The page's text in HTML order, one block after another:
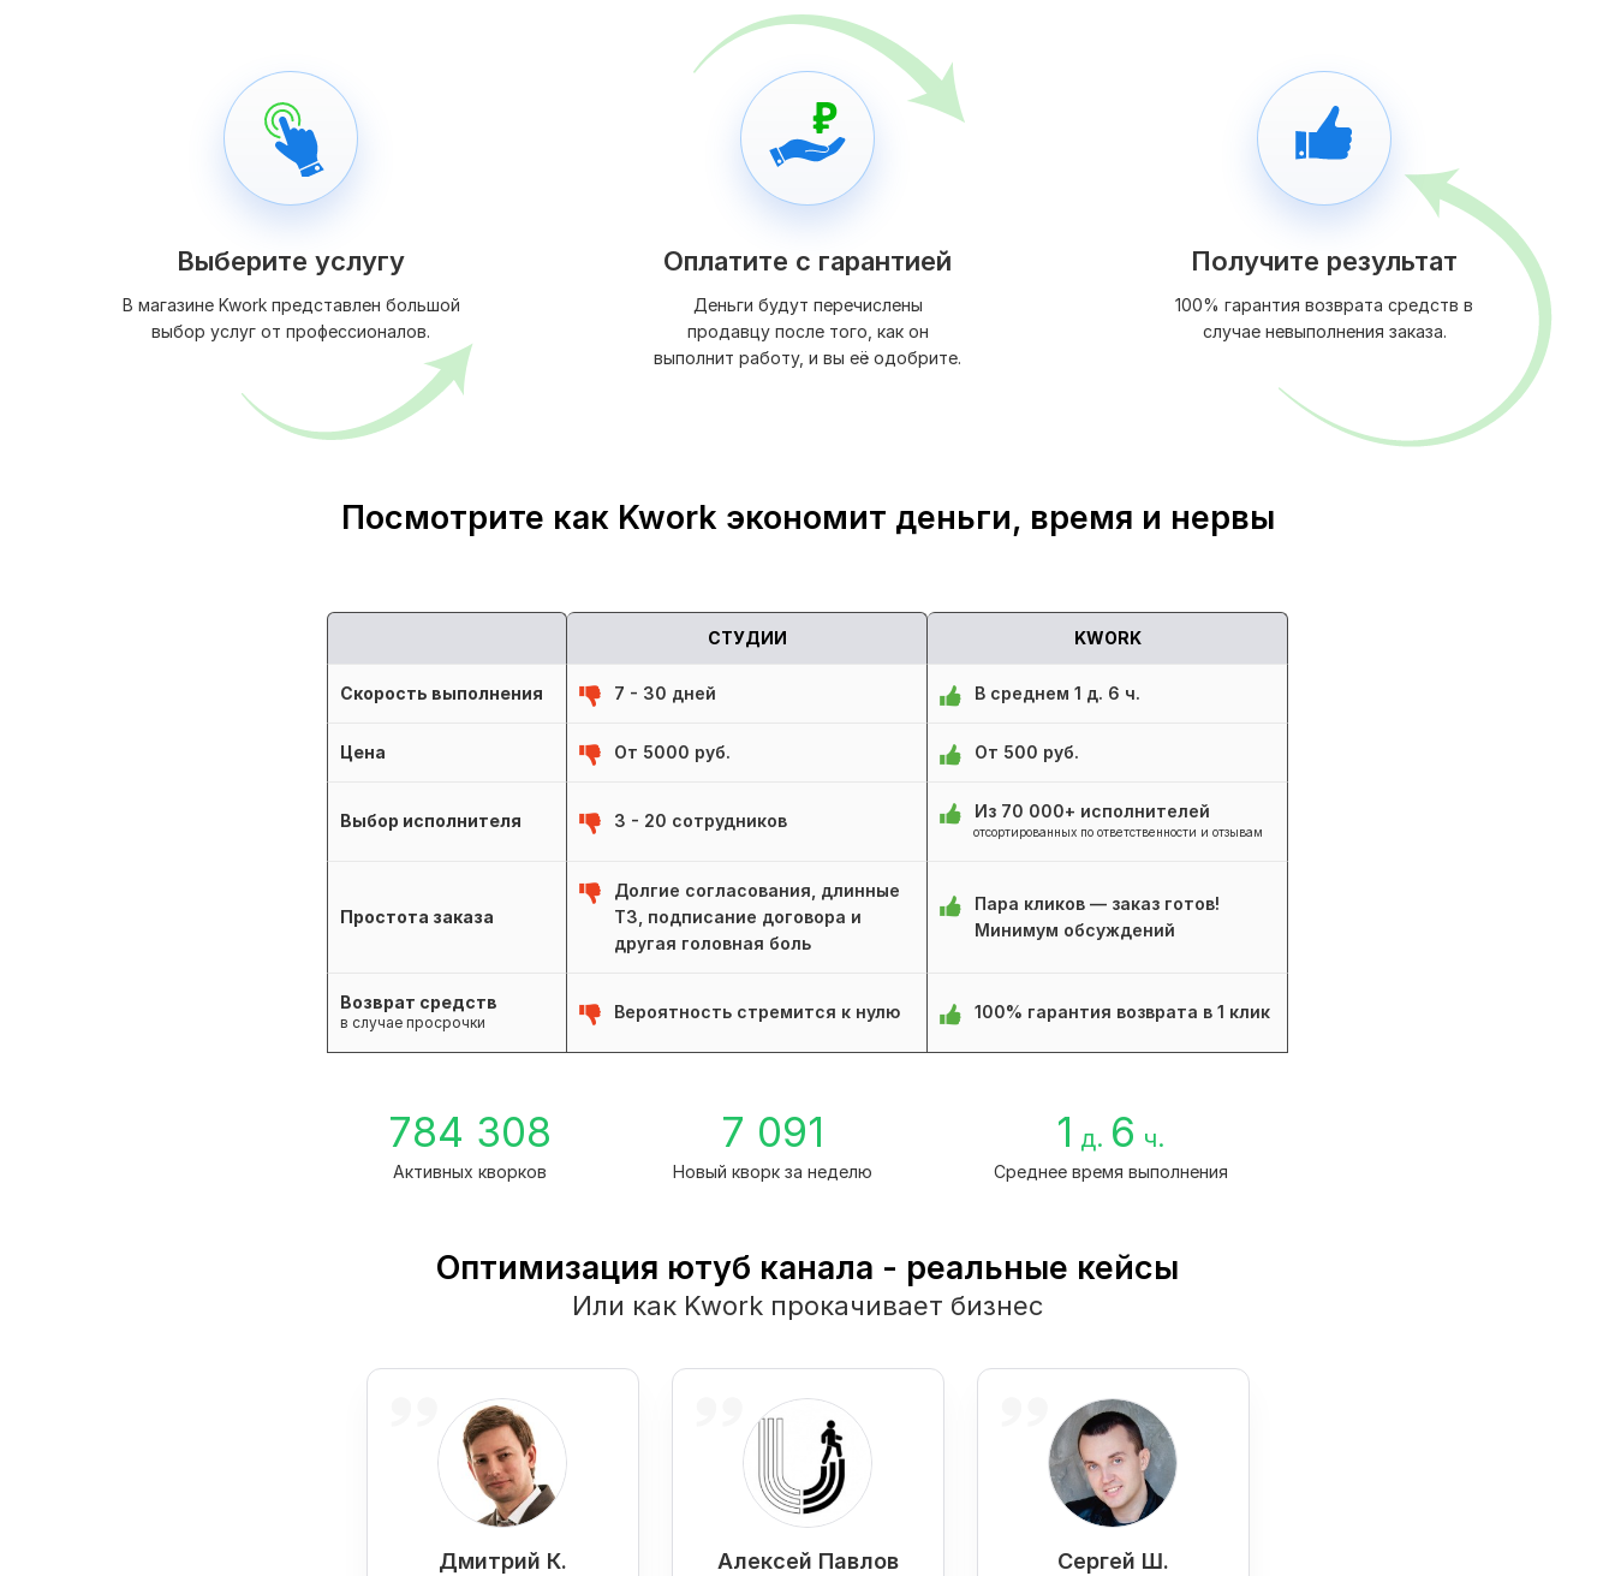
Выберите услугу
В магазине Kwork представлен большой
выбор услуг от профессионалов.
Оплатите с гарантией
Деньги будут перечислены
продавцу после того, как он
выполнит работу, и вы её одобрите.
Получите результат
100% гарантия возврата средств в
случае невыполнения заказа.
Посмотрите как Kwork экономит деньги, время и нервы
СТУДИИ KWORK
Скорость выполнения 7 - 30 дней В среднем 1 д. 6 ч.
Цена От 5000 руб. От 500 руб.
Выбор исполнителя 3 - 20 сотрудников Из 70 000+ исполнителей
отсортированных по ответственности и отзывам
Простота заказа
Долгие согласования, длинные
ТЗ, подписание договора и
другая головная боль
Пара кликов — заказ готов!
Минимум обсуждений
Возврат средств
в случае просрочки
Вероятность стремится к нулю 100% гарантия возврата в 1 клик
784 308
Активных кворков
7 091
Новый кворк за неделю
1 д. 6 ч.
Среднее время выполнения
Оптимизация ютуб канала - реальные кейсы
Или как Kwork прокачивает бизнес
Дмитрий К. Алексей Павлов Сергей Ш.